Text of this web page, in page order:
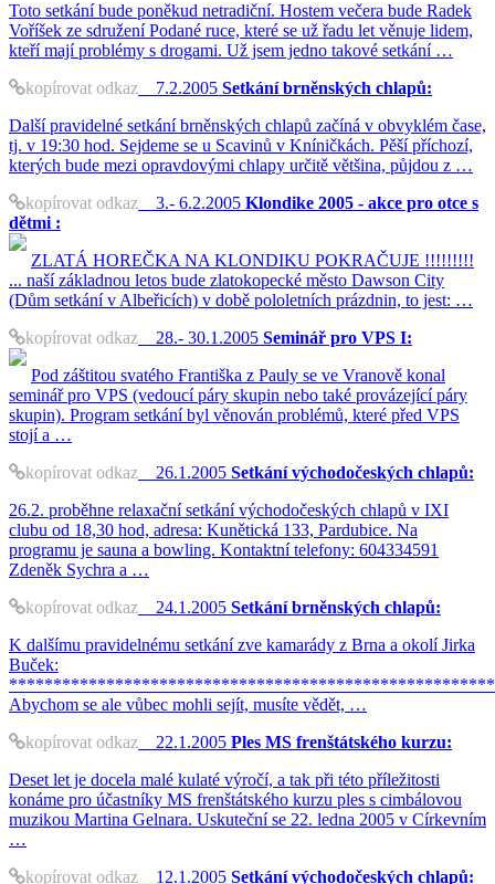
Toto setkání bude poněkud netradiční. Hostem večera bude Radek
Voříšek ze sdružení Podané ruce, které se už řadu let věnuje lidem,
kteří mají problémy s drogami. Už jsem jedno takové setkání …
kopírovat odkaz 7.2.2005 Setkání brněnských chlapů:
Další pravidelné setkání brněnských chlapů začíná v obvyklém čase,
tj. v 19:30 hod. Sejdeme se u Scavinů v Kníničkách. Pěší příchozí,
kterých bude mezi opravdovými chlapy určitě většina, půjdou z …
kopírovat odkaz 3.- 6.2.2005 Klondike 2005 - akce pro otce s
dětmi :
ZLATÁ HOREČKA NA KLONDIKU POKRAČUJE !!!!!!!!!
... naší základnou letos bude zlatokopecké město Dawson City
(Dům setkání v Albeřicích) v době pololetních prázdnin, to jest: …
kopírovat odkaz 28.- 30.1.2005 Seminář pro VPS I:
Pod záštitou svatého Františka z Pauly se ve Vranově konal
seminář pro VPS (vedoucí páry skupin nebo také provázející páry
skupin). Program setkání byl věnován problémů, které před VPS
stojí a …
kopírovat odkaz 26.1.2005 Setkání východočeských chlapů:
26.2. proběhne relaxační setkání východočeských chlapů v IXI
clubu od 18,30 hod, adresa: Kunětická 133, Pardubice. Na
programu je sauna a bowling. Kontaktní telefony: 604334591
Zdeněk Sychra a …
kopírovat odkaz 24.1.2005 Setkání brněnských chlapů:
K dalšímu pravidelnému setkání zve kamarády z Brna a okolí Jirka
Buček:
Abychom se ale vůbec mohli sejít, musíte vědět, …
kopírovat odkaz 22.1.2005 Ples MS frenštátského kurzu:
Deset let je docela malé kulaté výročí, a tak při této příležitosti
konáme pro účastníky MS frenštátského kurzu ples s cimbálovou
muzikou Martina Gelnara. Uskuteční se 22. ledna 2005 v Církevním
…
kopírovat odkaz 12.1.2005 Setkání východočeských chlapů: